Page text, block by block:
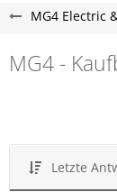
MG4 Electric
MG4 -
Letzte